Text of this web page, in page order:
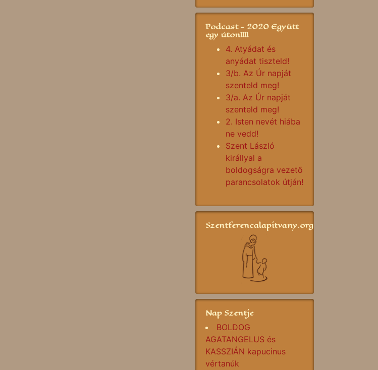
Podcast - 2020 Együtt
egy úton!!!!
4. Atyádat és
anyádat tiszteld!
3/b. Az Úr napját
szenteld meg!
3/a. Az Úr napját
szenteld meg!
2. Isten nevét hiába
ne vedd!
Szent László
királlyal a
boldogságra vezető
parancsolatok útján!
Szentferencalapitvany.org
Nap Szentje
BOLDOG
AGATANGELUS és
KASSZIÁN kapucinus
vértanúk